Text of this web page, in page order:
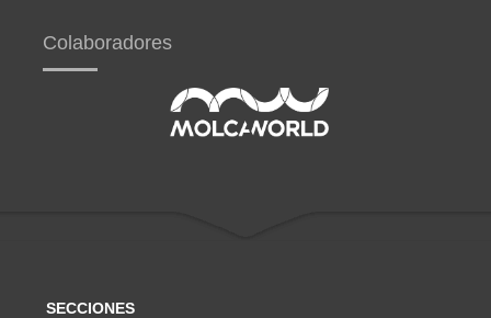
Colaboradores
SECCIONES